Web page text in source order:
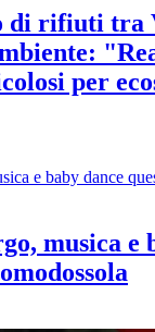
di rifiuti tra
per
musica e